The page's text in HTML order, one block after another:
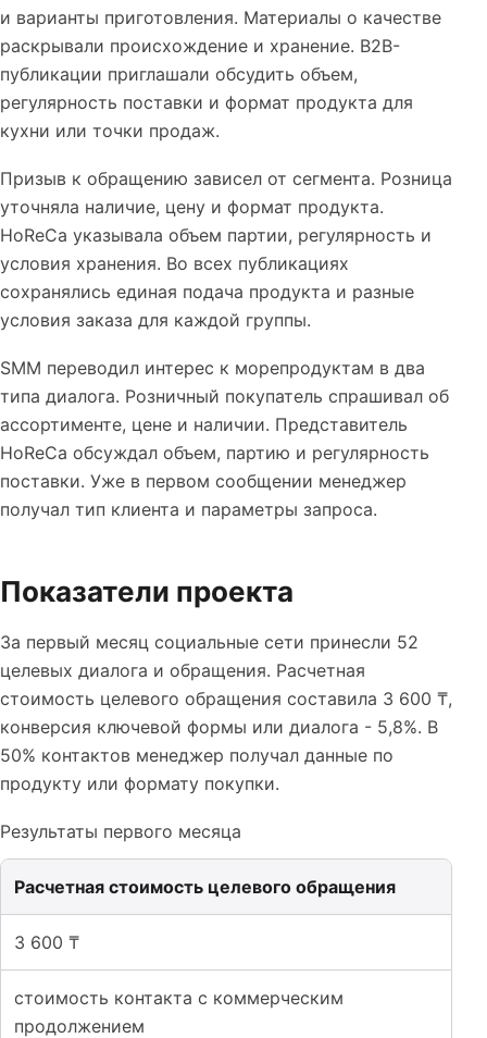
и варианты приготовления. Материалы о качестве
раскрывали происхождение и хранение. B2B-
публикации приглашали обсудить объем,
регулярность поставки и формат продукта для
кухни или точки продаж.
Призыв к обращению зависел от сегмента. Розница
уточняла наличие, цену и формат продукта.
HoReCa указывала объем партии, регулярность и
условия хранения. Во всех публикациях
сохранялись единая подача продукта и разные
условия заказа для каждой группы.
SMM переводил интерес к морепродуктам в два
типа диалога. Розничный покупатель спрашивал об
ассортименте, цене и наличии. Представитель
HoReCa обсуждал объем, партию и регулярность
поставки. Уже в первом сообщении менеджер
получал тип клиента и параметры запроса.
Показатели проекта
За первый месяц социальные сети принесли 52
целевых диалога и обращения. Расчетная
стоимость целевого обращения составила 3 600 ₸,
конверсия ключевой формы или диалога - 5,8%. В
50% контактов менеджер получал данные по
продукту или формату покупки.
Результаты первого месяца
Расчетная стоимость целевого обращения
3 600 ₸
стоимость контакта с коммерческим
продолжением